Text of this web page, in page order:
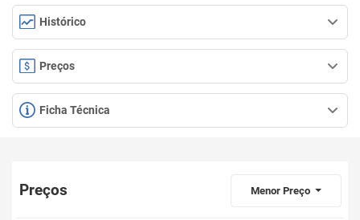
Histórico
Preços
Ficha Técnica
Preços Menor Preço